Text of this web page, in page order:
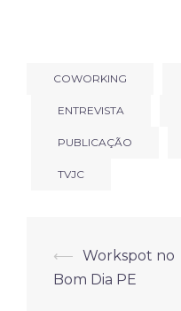
COWORKING
ENTREVISTA
PUBLICAÇÃO
TVJC
Navegação
de
⟵ Workspot no
Bom Dia PE